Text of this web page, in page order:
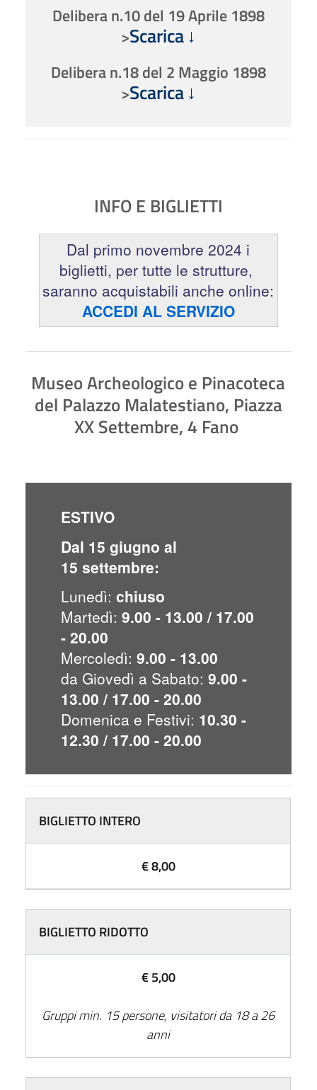
Delibera n.10 del 19 Aprile 1898
>Scarica
Delibera n.18 del 2 Maggio 1898
>Scarica
INFO E BIGLIETTI
Dal primo novembre 2024 i
biglietti, per tutte le strutture,
saranno acquistabili anche online:
ACCEDI AL SERVIZIO
Museo Archeologico e Pinacoteca
del Palazzo Malatestiano, Piazza
XX Settembre, 4 Fano
ESTIVO
Dal 15 giugno al
15 settembre:
Lunedì: chiuso
Martedì: 9.00 - 13.00 / 17.00
- 20.00
Mercoledì: 9.00 - 13.00
da Giovedì a Sabato: 9.00 -
13.00 / 17.00 - 20.00
Domenica e Festivi: 10.30 -
12.30 / 17.00 - 20.00
BIGLIETTO INTERO
€ 8,00
BIGLIETTO RIDOTTO
€ 5,00
Gruppi min. 15 persone, visitatori da 18 a 26
anni